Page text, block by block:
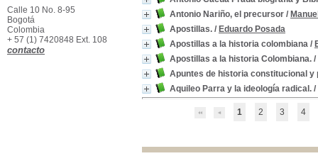
Antonio Nariño, el precursor /
Apostillas. / Eduardo Posada
Apostillas a la historia colombiana /
Apostillas a la historia Colombiana. /
Apuntes de historia constitucional y
Aquileo Parra y la ideología radical. /
1 2 3 4
Materias
Colombia--Política y gobierno
Colombia--Política y
gobierno
Colombia--Historia
Colombia--Historia[17]
Colombia -Condiciones Sociales
Colombia -Condiciones
Calle 10 No. 8-95
Bogotá
Colombia
+ 57 (1) 7420848 Ext. 108
contacto